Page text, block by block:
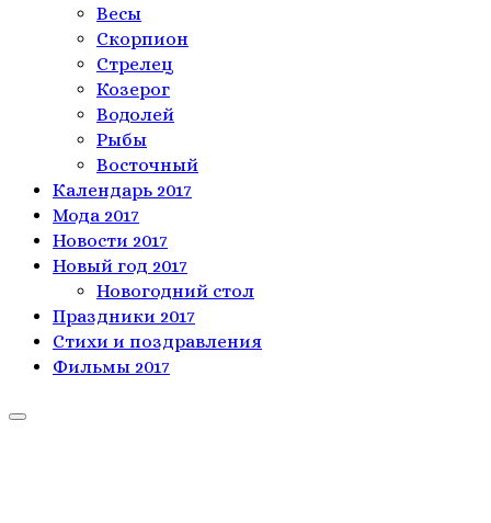
Весы
Скорпион
Стрелец
Козерог
Водолей
Рыбы
Восточный
Календарь 2017
Мода 2017
Новости 2017
Новый год 2017
Новогодний стол
Праздники 2017
Стихи и поздравления
Фильмы 2017